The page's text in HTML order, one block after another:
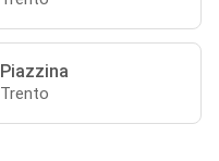
Piazzina
Trento